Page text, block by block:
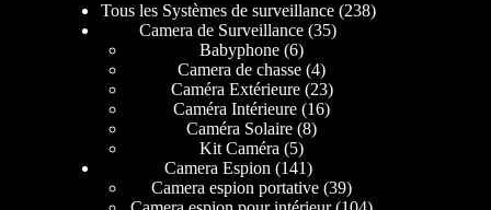
Tous les Systèmes de surveillance 238
Camera de Surveillance 35
Babyphone 6
Camera de chasse 4
Caméra Extérieure 23
Caméra Intérieure 16
Caméra Solaire 8
Kit Caméra
5
Camera Espion 141
Camera espion portative 39